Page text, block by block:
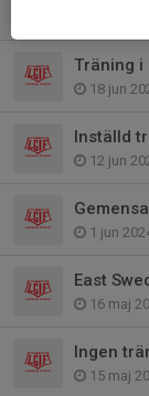
Träning i
18 jun
Inställd
12 jun
1 jun
East
16 maj
Ingen
15 maj